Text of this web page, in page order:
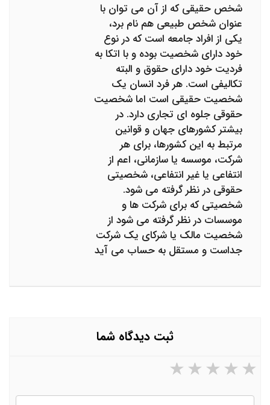
شخص حقیقی که از آن می توان با
عنوان شخص طبیعی هم نام برد،
یکی از افراد جامعه است که در نوع
خود دارای شخصیت بوده و با اتکا به
فردیت خود دارای حقوق و البته
تکالیفی است. هر فرد انسان یک
شخصیت حقیقی است اما شخصیت
حقوقی جلوه ای تجاری دارد. در
بیشتر کشورهای جهان و قوانین
مرتبط به این کشورها، برای هر
شرکت، موسسه یا سازمانی، اعم از
انتفاعی یا غیر انتفاعی، شخصیتی
حقوقی در نظر گرفته می شود.
شخصیتی که برای شرکت ها و
موسسات در نظر گرفته می شود از
شخصیت مالک یا شرکای یک شرکت
جداست و مستقل به حساب می آید
ثبت دیدگاه شما
۵ ستاره از ۵ ۴ ستاره از ۵ ۳ ستاره از ۵ ۲ ستاره از ۵
نام